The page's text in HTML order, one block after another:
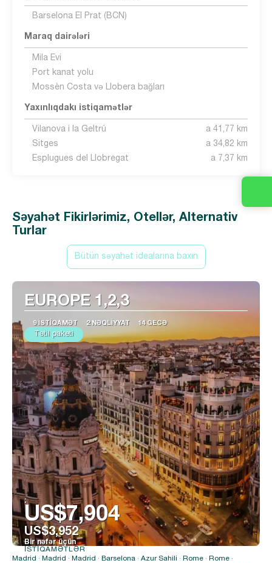
Barselona El Prat (BCN)
Maraq dairələri
Mila Evi
Port kanat yolu
Mossèn Costa və Llobera bağları
Yaxınlıqdakı istiqamətlər
Vilanova i la Geltrú
a 41,77 km
Sitges
a 34,82 km
Esplugues del Llobregat
a 7,37 km
Səyahət Fikirlərimiz, Otellər, Alternativ
Turlar
Bütün səyahət idealarına baxın
EUROPE 1,2,3
9 İSTIQAMƏT 2 NƏQLIYYAT 14 GECƏ
Tətil paketi
:
US$7,904
US$3,952
Bir nəfər üçün
Baxın
İSTIQAMƏTLƏR
Madrid · Madrid · Madrid · Barselona · Azur Sahili · Rome · Rome ·